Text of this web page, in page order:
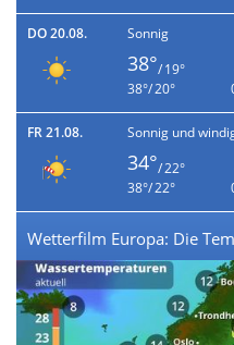
DO 20.08. Sonnig
38°/ 19°
38°/ 20°
FR 21.08. Sonnig und
34°/ 22°
38°/ 22°
Wetterfilm Europa: Die